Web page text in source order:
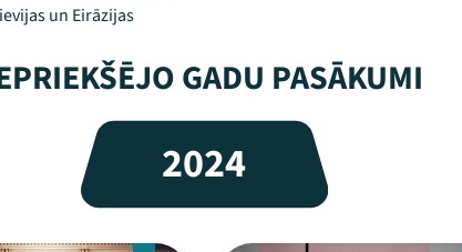
un Eirāzijas
GADU PASĀKUMI
2024